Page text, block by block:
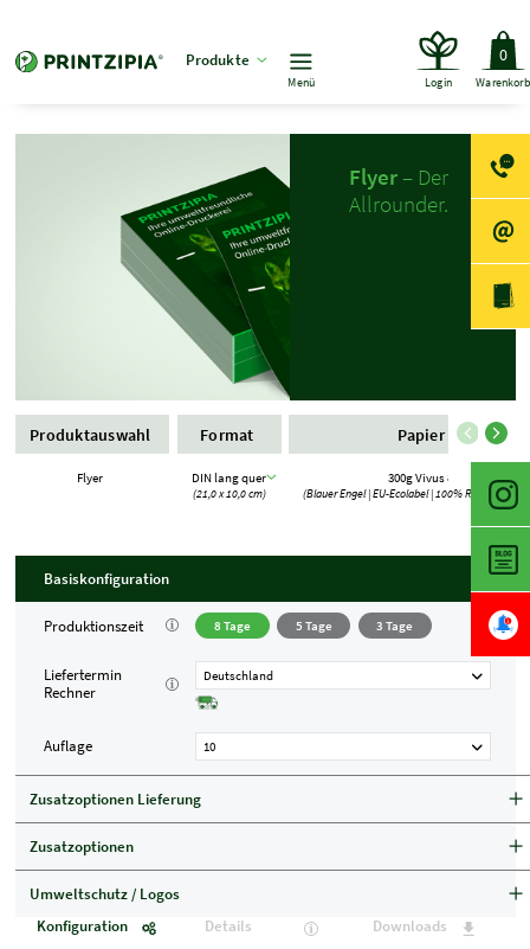
Produkte
Menü Login Warenkorb
0
Flyer– Der
Allrounder.
Produktauswahl
Flyer
Format
DIN lang quer
(21,0 x 10,0 cm)
Papier
300g Vivus 89
(Blauer Engel | EU-Ecolabel | 100% Recycling |
Basiskonfiguration
Produktionszeit 8 Tage 5 Tage 3 Tage
Liefertermin
Rechner
Deutschland
Auflage 10
Zusatzoptionen Lieferung
Zusatzoptionen
Umweltschutz / Logos
Konfiguration
Details Downloads